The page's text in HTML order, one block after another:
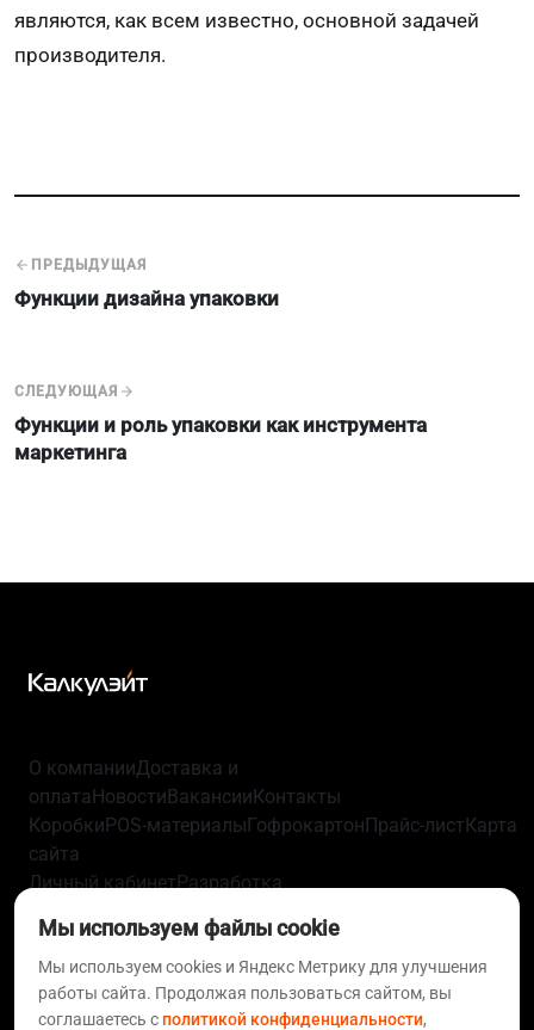
являются, как всем известно, основной задачей
производителя.
ПРЕДЫДУЩАЯ
Функции дизайна упаковки
СЛЕДУЮЩАЯ
Функции и роль упаковки как инструмента
маркетинга
О компанииДоставка и
оплатаНовостиВакансииКонтакты
КоробкиPOS-материалыГофрокартонПрайс-листКарта
сайта
Личный кабинетРазработка
конфиденциальностиПользовательское
соглашениеСогласие на обработку персональных
данных Политика использования файлов
cookieСтатьи FAQ
Мы используем файлы cookie
Мы используем cookies и Яндекс Метрику для улучшения
работы сайта. Продолжая пользоваться сайтом, вы
соглашаетесь сполитикой конфиденциальности,